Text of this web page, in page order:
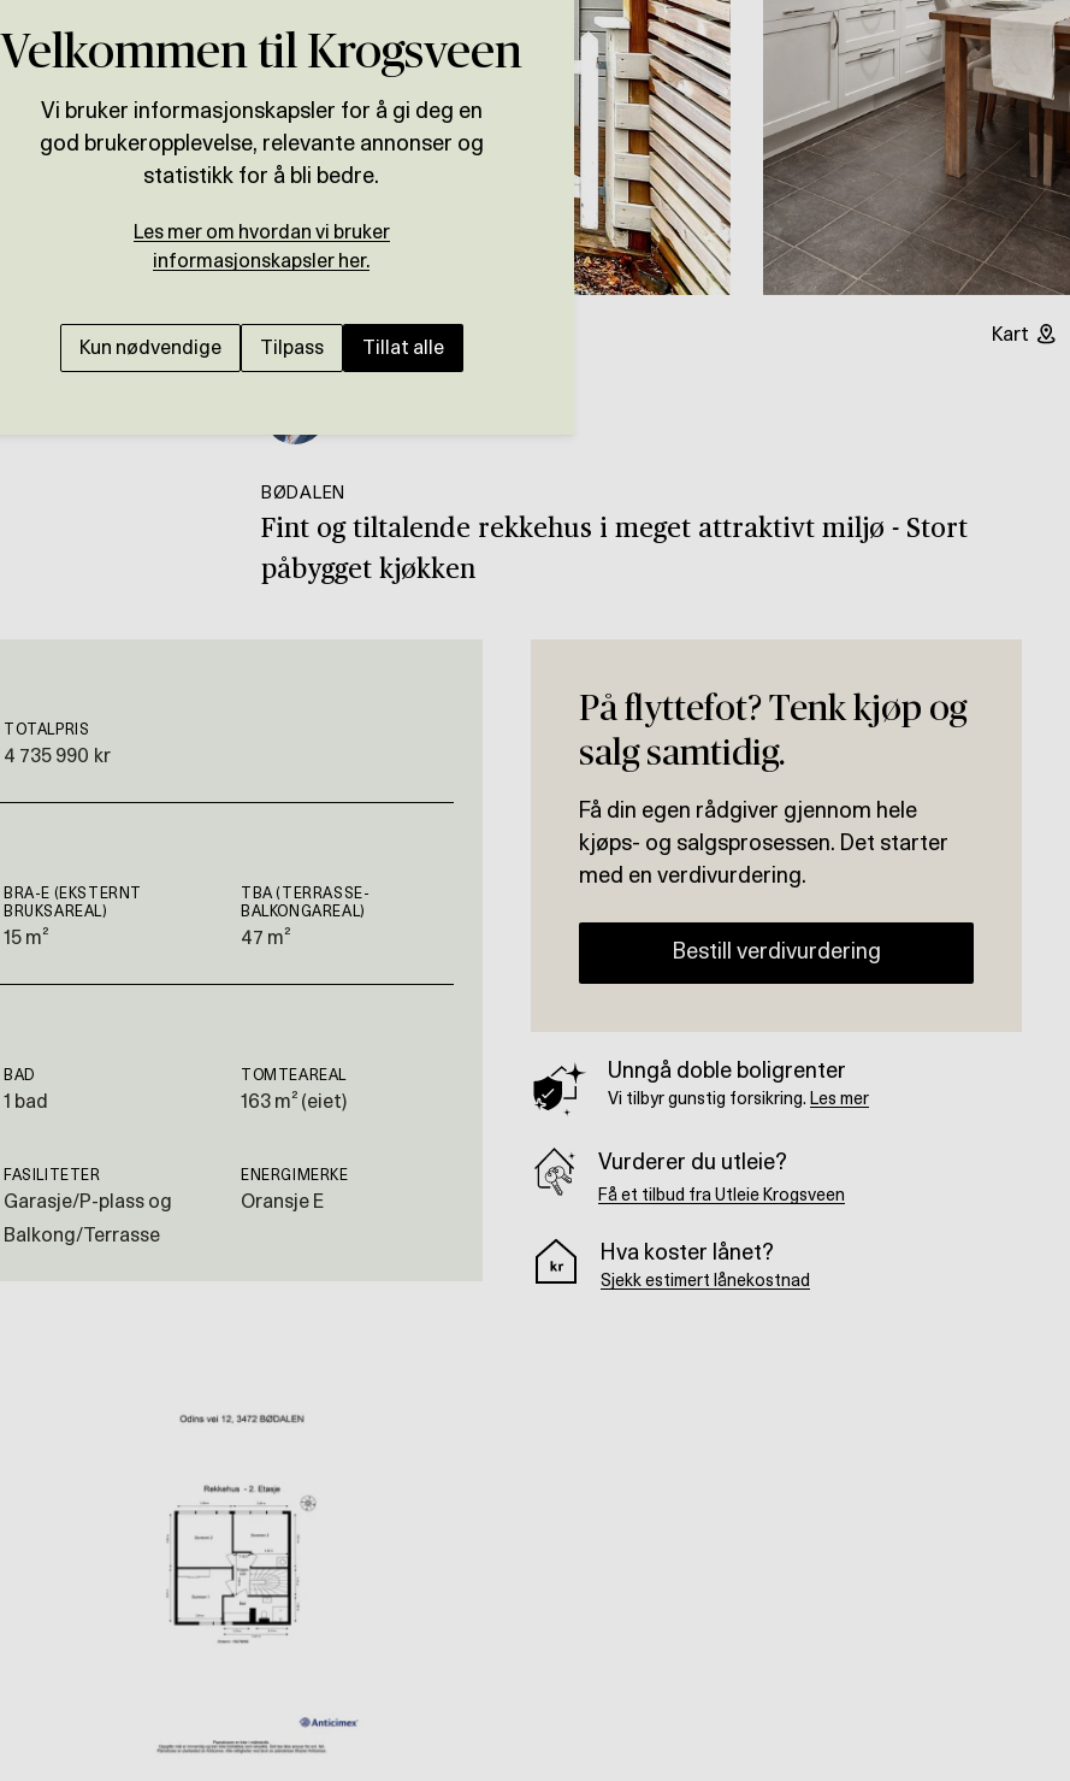
Kart
BØDALEN
Fint og tiltalende rekkehus i meget attraktivt miljø - Stort
påbygget kjøkken
TOTALPRIS
4 735 990 kr
BRA-E (EKSTERNT
BRUKSAREAL)
15 m²
TBA (TERRASSE-
BALKONGAREAL)
47 m²
BAD
1 bad
TOMTEAREAL
163 m² (eiet)
FASILITETER
Garasje/P-plass og
Balkong/Terrasse
ENERGIMERKE
Oransje E
På flyttefot? Tenk kjøp og
salg samtidig.
Få din egen rådgiver gjennom hele
kjøps- og salgsprosessen. Det starter
med en verdivurdering.
Bestill verdivurdering
Unngå doble boligrenter
Vi tilbyr gunstig forsikring. Les mer
Vurderer du utleie?
Få et tilbud fra Utleie Krogsveen
Hva koster lånet?
Sjekk estimert lånekostnad
Velkommen til Krogsveen
Vi bruker informasjonskapsler for å gi deg en
god brukeropplevelse, relevante annonser og
statistikk for å bli bedre.
Les mer om hvordan vi bruker
informasjonskapsler her.
Kun nødvendige Tilpass Tillat alle